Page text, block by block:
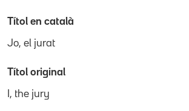
Títol en català
Jo, el jurat
Títol original
I, the jury